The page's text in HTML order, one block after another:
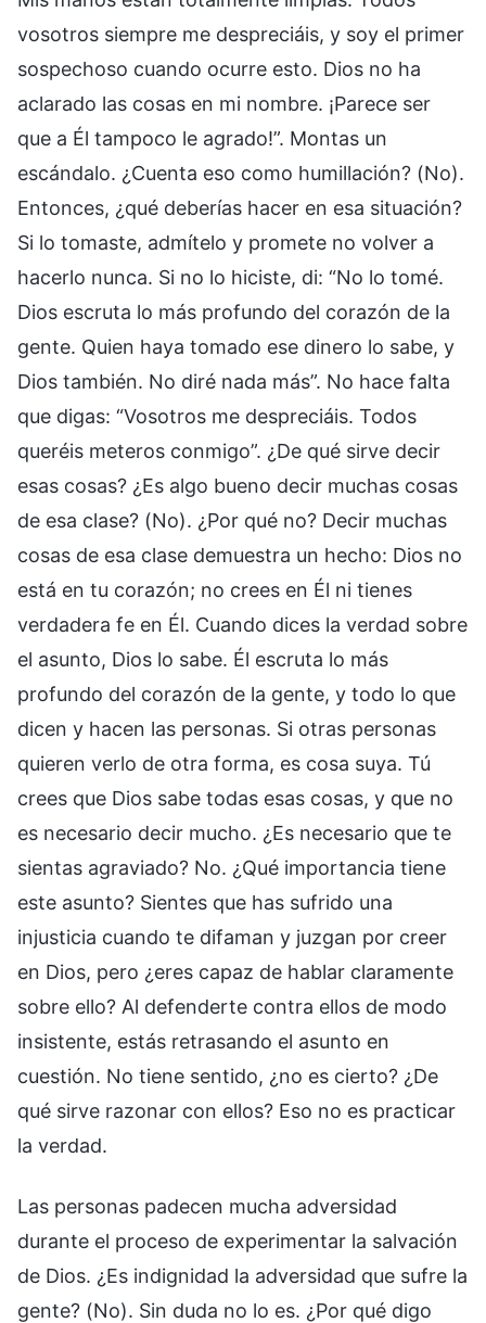
vosotros siempre me despreciáis, y soy el primer
sospechoso cuando ocurre esto. Dios no ha
aclarado las cosas en mi nombre. ¡Parece ser
que a Él tampoco le agrado!”. Montas un
escándalo. ¿Cuenta eso como humillación? (No).
Entonces, ¿qué deberías hacer en esa situación?
Si lo tomaste, admítelo y promete no volver a
hacerlo nunca. Si no lo hiciste, di: “No lo tomé.
Dios escruta lo más profundo del corazón de la
gente. Quien haya tomado ese dinero lo sabe, y
Dios también. No diré nada más”. No hace falta
que digas: “Vosotros me despreciáis. Todos
queréis meteros conmigo”. ¿De qué sirve decir
esas cosas? ¿Es algo bueno decir muchas cosas
de esa clase? (No). ¿Por qué no? Decir muchas
cosas de esa clase demuestra un hecho: Dios no
está en tu corazón; no crees en Él ni tienes
verdadera fe en Él. Cuando dices la verdad sobre
el asunto, Dios lo sabe. Él escruta lo más
profundo del corazón de la gente, y todo lo que
dicen y hacen las personas. Si otras personas
quieren verlo de otra forma, es cosa suya. Tú
crees que Dios sabe todas esas cosas, y que no
es necesario decir mucho. ¿Es necesario que te
sientas agraviado? No. ¿Qué importancia tiene
este asunto? Sientes que has sufrido una
injusticia cuando te difaman y juzgan por creer
en Dios, pero ¿eres capaz de hablar claramente
sobre ello? Al defenderte contra ellos de modo
insistente, estás retrasando el asunto en
cuestión. No tiene sentido, ¿no es cierto? ¿De
qué sirve razonar con ellos? Eso no es practicar
la verdad.
Las personas padecen mucha adversidad
durante el proceso de experimentar la salvación
de Dios. ¿Es indignidad la adversidad que sufre la
gente? (No). Sin duda no lo es. ¿Por qué digo